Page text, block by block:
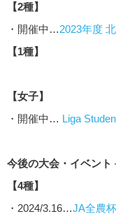
【2種】
・開催中…2023年度
【1種】
【女子】
・開催中… Liga
今後の大会・イベ
【4種】
・2024/3.16…JA全農